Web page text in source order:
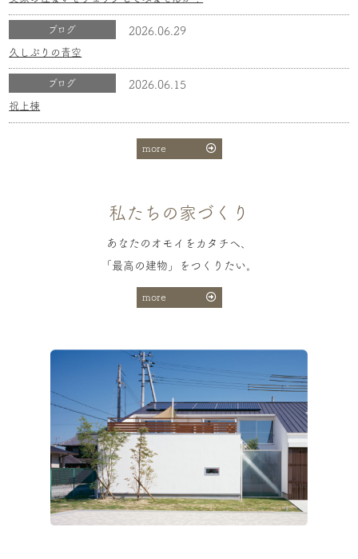
ブログ 2026.06.29
久しぶりの青空
ブログ 2026.06.15
祝上棟
more
私たちの家づくり
あなたのオモイをカタチへ、
「最高の建物」をつくりたい。
more